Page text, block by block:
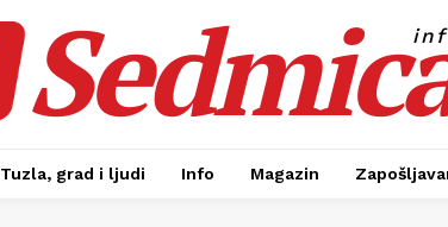
Tuzla, grad i ljudi Info Magazin